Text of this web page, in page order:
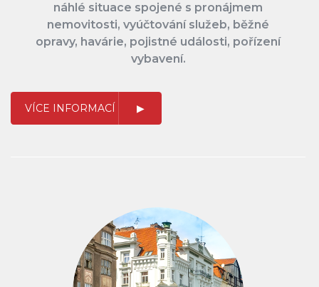
náhlé situace spojené s pronájmem
nemovitosti, vyúčtování služeb, běžné
opravy, havárie, pojistné události, pořízení
vybavení.
VÍCE INFORMACÍ